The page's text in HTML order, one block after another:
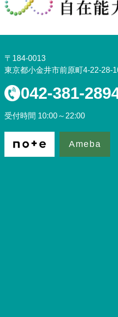
〒184-0013
東京都小金井市前原町4-22-28-
042-381-
受付時間 10:00～22:00
Ameba